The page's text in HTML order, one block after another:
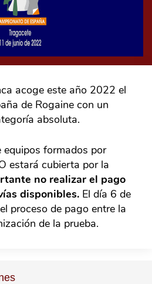
acoge este año 2022 el
de Rogaine con un
absoluta.
equipos formados por
estará cubierta por la
no realizar el pago
disponibles. El día 6 de
proceso de pago entre la
de la prueba.